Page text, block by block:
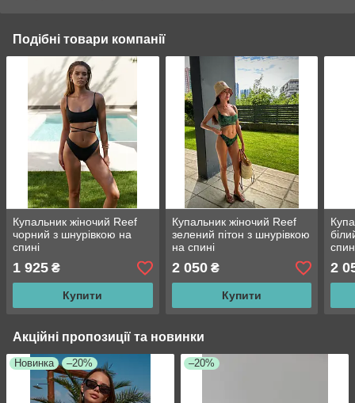
Подібні товари компанії
Купальник жіночий Reef
чорний з шнурівкою на
спині
1 925 ₴
Купити
Купальник жіночий Reef
зелений пітон з шнурівкою
на спині
2 050₴
Купити
2
Акційні пропозиції та новинки
Новинка –20% –20%